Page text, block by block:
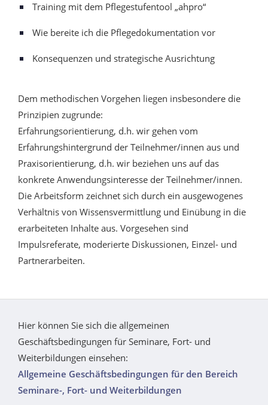
Training mit dem Pflegestufentool „ahpro“
Wie bereite ich die Pflegedokumentation vor
Konsequenzen und strategische Ausrichtung
Dem methodischen Vorgehen liegen insbesondere die
Prinzipien zugrunde:
Erfahrungsorientierung, d.h. wir gehen vom
Erfahrungshintergrund der Teilnehmer/innen aus und
Praxisorientierung, d.h. wir beziehen uns auf das
konkrete Anwendungsinteresse der Teilnehmer/innen.
Die Arbeitsform zeichnet sich durch ein ausgewogenes
Verhältnis von Wissensvermittlung und Einübung in die
erarbeiteten Inhalte aus. Vorgesehen sind
Impulsreferate, moderierte Diskussionen, Einzel- und
Partnerarbeiten.
Hier können Sie sich die allgemeinen
Geschäftsbedingungen für Seminare, Fort- und
Weiterbildungen einsehen:
Allgemeine Geschäftsbedingungen für den Bereich
Seminare-, Fort- und Weiterbildungen